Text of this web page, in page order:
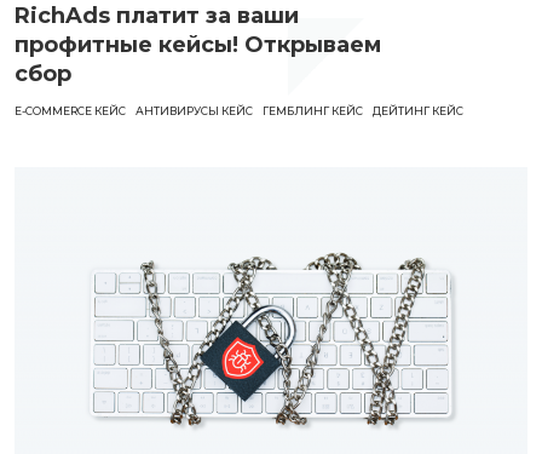
RichAds платит за ваши
профитные кейсы! Открываем
сбор
E-COMMERCE КЕЙС АНТИВИРУСЫ КЕЙС ГЕМБЛИНГ КЕЙС ДЕЙТИНГ КЕЙС